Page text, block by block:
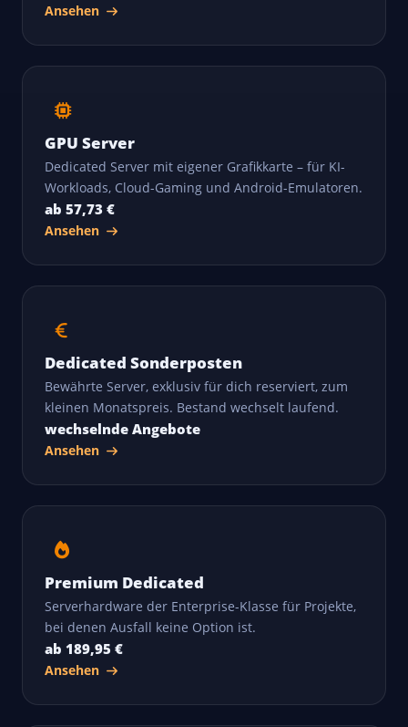
Ansehen
GPU Server
Dedicated Server mit eigener Grafikkarte – für KI-
Workloads, Cloud-Gaming und Android-Emulatoren.
ab 57,73 €
Ansehen
Dedicated Sonderposten
Bewährte Server, exklusiv für dich reserviert, zum
kleinen Monatspreis. Bestand wechselt laufend.
wechselnde Angebote
Ansehen
Premium Dedicated
Serverhardware der Enterprise-Klasse für Projekte,
bei denen Ausfall keine Option ist.
ab 189,95 €
Ansehen